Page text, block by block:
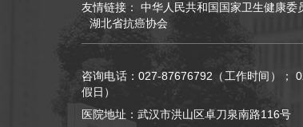
友情链接： 中华人民共和国国家卫生健康委
湖北省抗癌协会
咨询电话：027-87676792（工作时间）；
假日）
医院地址：武汉市洪山区卓刀泉南路116号